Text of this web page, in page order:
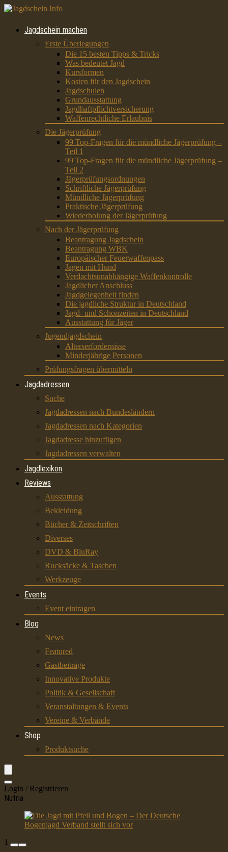
Jagdschein machen
Erste Überlegungen
Die 15 besten Tipps & Tricks
Was bedeutet Jagd
Kursformen
Kosten für den Jagdschein
Jagdschulen
Grundausstattung
Jagdhaftpflichtversicherung
Waffenrechtliche Erlaubnis
Die Jägerprüfung
99 Top-Fragen für die mündliche Jägerprüfung –
Teil 1
99 Top-Fragen für die mündliche Jägerprüfung –
Teil 2
Jägerprüfungsordnungen
Schriftliche Jägerprüfung
Mündliche Jägerprüfung
Praktische Jägerprüfung
Wiederholung der Jägerprüfung
Nach der Jägerprüfung
Beantragung Jagdschein
Beantragung WBK
Europäischer Feuerwaffenpass
Jagen mit Hund
Verdachtsunabhängige Waffenkontrolle
Jagdlicher Anschluss
Jagdgelegenheit finden
Die jagdliche Struktur in Deutschland
Jagd- und Schonzeiten in Deutschland
Ausstattung für Jäger
Jugendjagdschein
Alterserfordernisse
Minderjährige Personen
Prüfungsfragen übermitteln
Jagdadressen
Suche
Jagdadressen nach Bundesländern
Jagdadressen nach Kategorien
Jagdadresse hinzufügen
Jagdadressen verwalten
Jagdlexikon
Reviews
Ausstattung
Bekleidung
Bücher & Zeitschriften
Diverses
DVD & BluRay
Rucksäcke & Taschen
Werkzeuge
Events
Event eintragen
Blog
News
Featured
Gastbeiträge
Innovative Produkte
Politik & Gesellschaft
Veranstaltungen & Events
Vereine & Verbände
Shop
Produktsuche
Login / Registrieren
Nutria
1